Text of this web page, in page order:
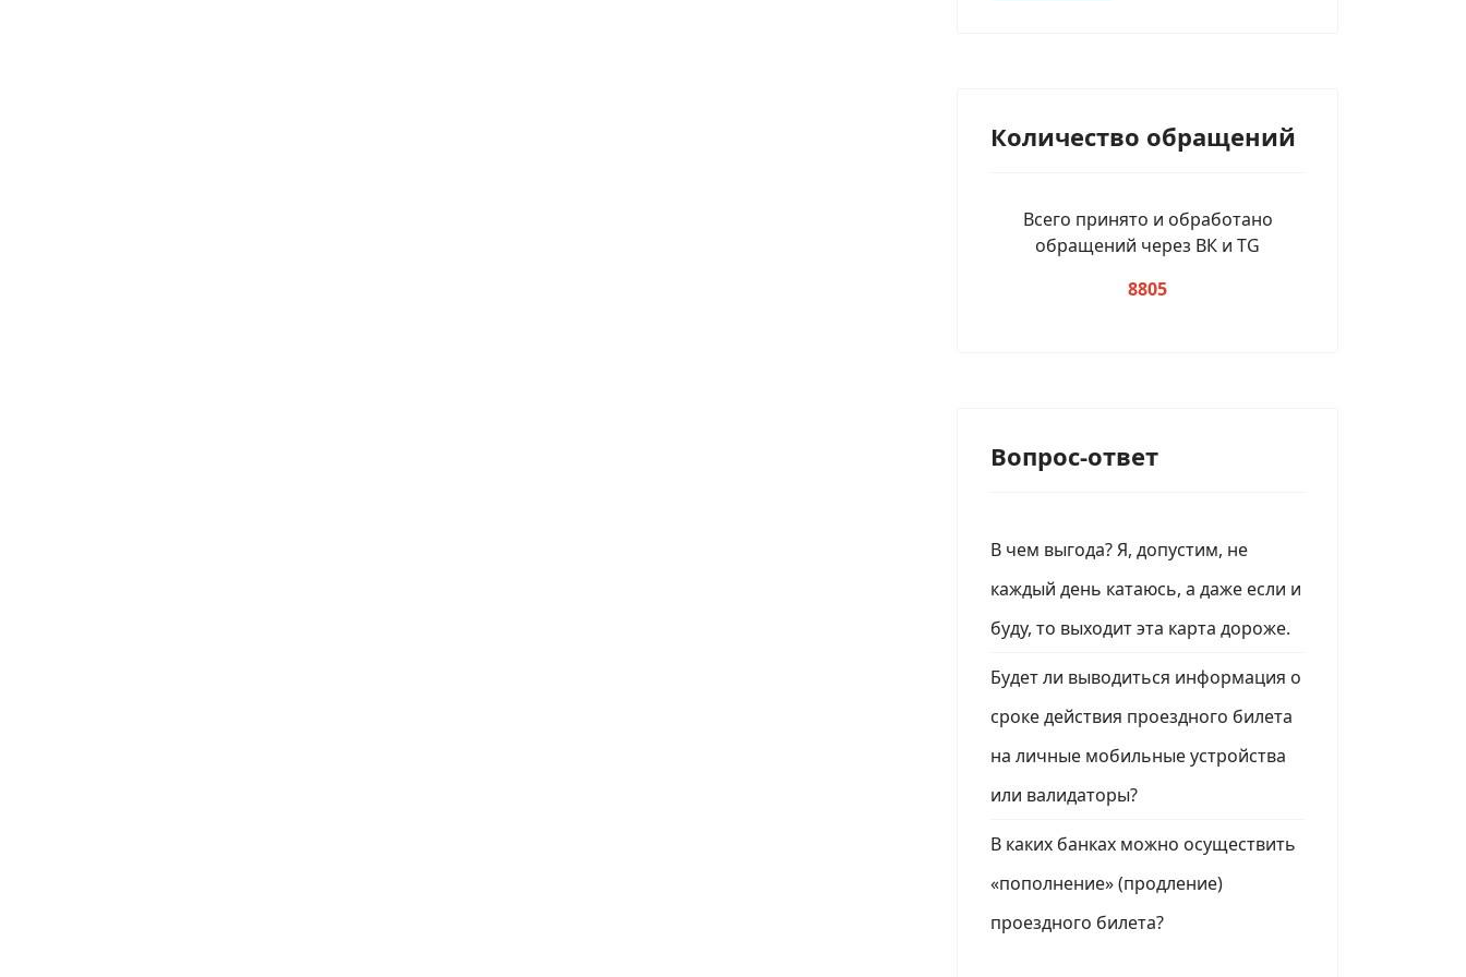
Количество обращений
Всего принято и обработано
обращений через ВК и TG
8805
Вопрос-ответ
В чем выгода? Я, допустим, не
каждый день катаюсь, а даже если и
буду, то выходит эта карта дороже.
Будет ли выводиться информация о
сроке действия проездного билета
на личные мобильные устройства
или валидаторы?
В каких банках можно осуществить
«пополнение» (продление)
проездного билета?